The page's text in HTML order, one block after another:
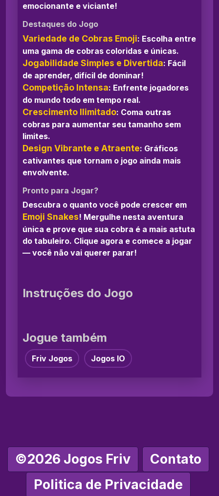
emocionante e viciante!
Destaques do Jogo
Variedade de Cobras Emoji: Escolha entre
uma gama de cobras coloridas e únicas.
Jogabilidade Simples e Divertida: Fácil
de aprender, difícil de dominar!
Competição Intensa: Enfrente jogadores
do mundo todo em tempo real.
Crescimento Ilimitado: Coma outras
cobras para aumentar seu tamanho sem
limites.
Design Vibrante e Atraente: Gráficos
cativantes que tornam o jogo ainda mais
envolvente.
Pronto para Jogar?
Descubra o quanto você pode crescer em
Emoji Snakes! Mergulhe nesta aventura
única e prove que sua cobra é a mais astuta
do tabuleiro. Clique agora e comece a jogar
— você não vai querer parar!
Instruções do Jogo
Jogue também
Friv Jogos Jogos IO
©2026 Jogos Friv
Contato
Politica de Privacidade